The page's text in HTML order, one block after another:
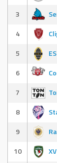
3
4
5
6
7
8
9
10